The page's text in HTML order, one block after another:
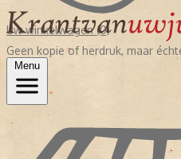
Uw winkelwagen (0)
Geen kopie of herdruk, maar
Menu